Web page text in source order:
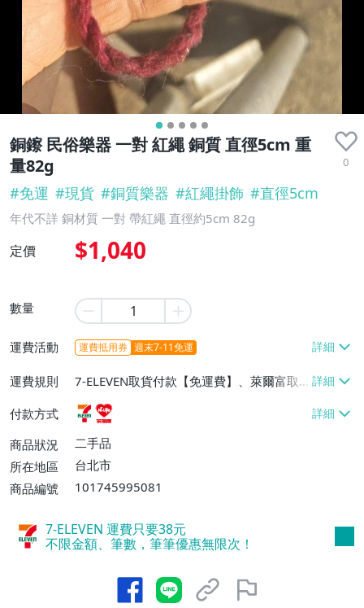
銅鑔 民俗樂器 一對 紅繩 銅質 直徑5cm 重
量82g
0
#免運 #現貨 #銅質樂器 #紅繩掛飾 #直徑5cm
年代不詳 銅材質 一對 帶紅繩 直徑約5cm 82g
定價 $1,040
數量
運費活動 運費抵用券 週末7-11免運
運費規則
7-ELEVEN取貨付款【免運費】、萊爾富取
貨付款【免運費】
付款方式
商品狀況
二手品
所在地區
台北市
商品編號
101745995081
7-ELEVEN 運費只要38元
不限金額、筆數，筆筆優惠無限次！